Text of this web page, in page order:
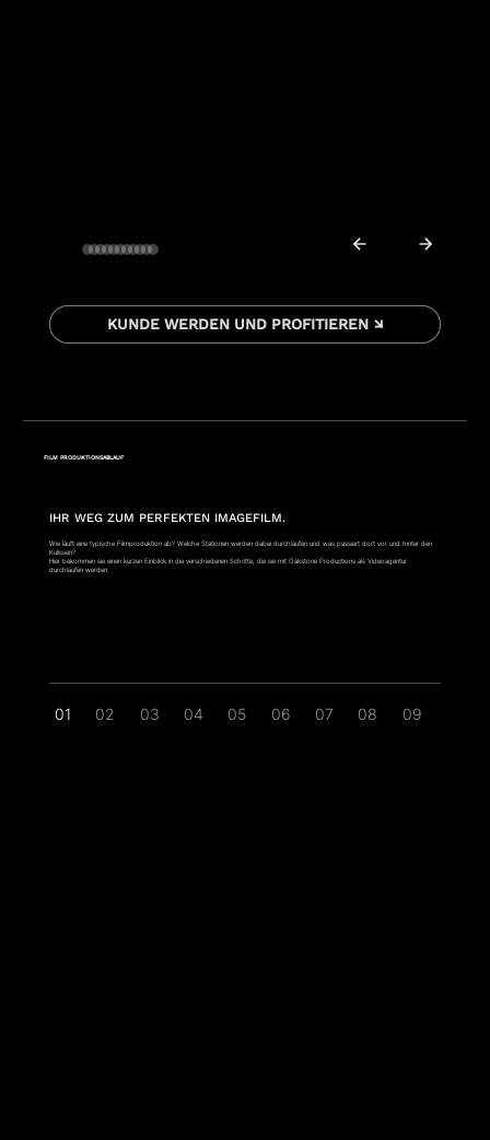
KUNDE WERDEN UND PROFITIEREN ↘
FILM PRODUKTIONSABLAUF
IHR WEG ZUM PERFEKTEN IMAGEFILM.
Wie läuft eine typische Filmproduktion ab? Welche Stationen werden dabei durchlaufen und was passiert dort vor und hinter den
Kulissen?
Hier bekommen sie einen kurzen Einblick in die verschiedenen Schritte, die sie mit Oakstone Productions als Videoagentur
durchlaufen werden.
01 02 03 04 05 06 07 08 09